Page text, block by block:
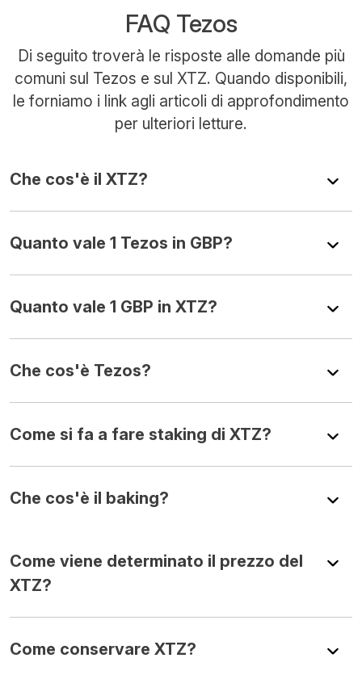
FAQ Tezos
Di seguito troverà le risposte alle domande più
comuni sul Tezos e sul XTZ. Quando disponibili,
le forniamo i link agli articoli di approfondimento
per ulteriori letture.
Che cos'è il XTZ?
Quanto vale 1 Tezos in GBP?
Quanto vale 1 GBP in XTZ?
Che cos'è Tezos?
Come si fa a fare staking di XTZ?
Che cos'è il baking?
Come viene determinato il prezzo del
XTZ?
Come conservare XTZ?